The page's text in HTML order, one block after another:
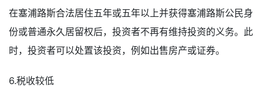
在塞浦路斯合法居住五年或五年以上并获得塞浦路斯公民身
份或普通永久居留权后，投资者不再有维持投资的义务。此
时，投资者可以处置该投资，例如出售房产或证券。
6.税收较低